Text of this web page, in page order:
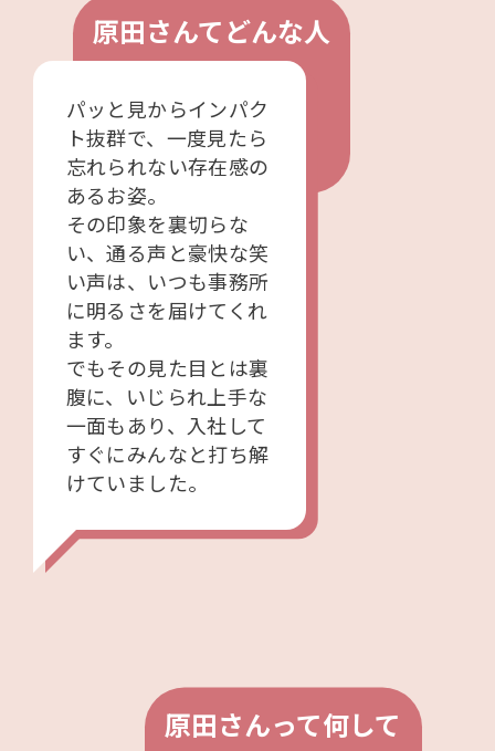
原田さんてどんな人
パッと見からインパク
ト抜群で、一度見たら
忘れられない存在感の
あるお姿。
その印象を裏切らな
い、通る声と豪快な笑
い声は、いつも事務所
に明るさを届けてくれ
ます。
でもその見た目とは裏
腹に、いじられ上手な
一面もあり、入社して
すぐにみんなと打ち解
けていました。
原田さんって何して